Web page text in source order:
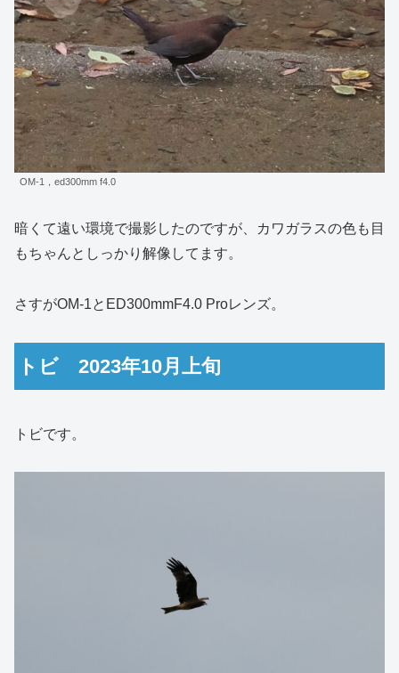
OM-1，ed300mm f4.0
暗くて遠い環境で撮影したのですが、カワガラスの色も目
もちゃんとしっかり解像してます。
さすがOM-1とED300mmF4.0 Proレンズ。
トビ 2023年10月上旬
トビです。